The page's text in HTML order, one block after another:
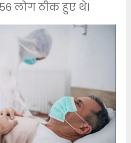
लोग ठीक हुए थे।